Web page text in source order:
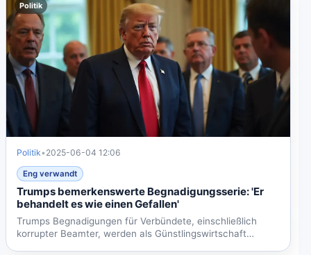
Politik
Politik• 2025-06-04 12:06
Eng verwandt
Trumps bemerkenswerte Begnadigungsserie: 'Er
behandelt es wie einen Gefallen'
Trumps Begnadigungen für Verbündete, einschließlich
korrupter Beamter, werden als Günstlingswirtschaft